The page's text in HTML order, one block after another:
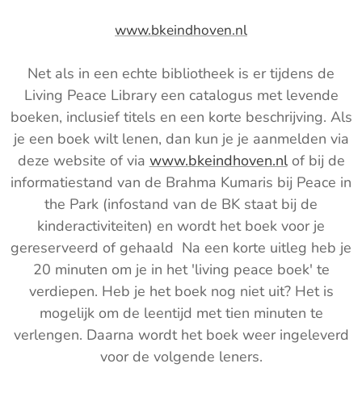
www.bkeindhoven.nl
Net als in een echte bibliotheek is er tijdens de
Living Peace Library een catalogus met levende
boeken, inclusief titels en een korte beschrijving. Als
je een boek wilt lenen, dan kun je je aanmelden via
deze website of via www.bkeindhoven.nlof bij de
informatiestand van de Brahma Kumaris bij Peace in
the Park (infostand van de BK staat bij de
kinderactiviteiten) en wordt het boek voor je
gereserveerd of gehaald Na een korte uitleg heb je
20 minuten om je in het 'living peace boek' te
verdiepen. Heb je het boek nog niet uit? Het is
mogelijk om de leentijd met tien minuten te
verlengen. Daarna wordt het boek weer ingeleverd
voor de volgende leners.